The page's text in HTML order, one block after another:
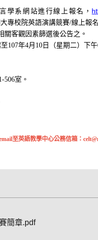
學系網站進行線上報名，
專校院英語演講競賽/線上報
客觀因素篩選後公告之。
107年4月 10 日（星期二）下午
506室。
至英語教學中心公務信箱：
簡章.pdf